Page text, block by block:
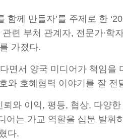
께 만들자’를 주제로 한
련 부처 관계자, 전문가∙학
가졌다.
면서 양국 미디어가 책임을
와 호혜협력 이야기를 잘 전
와 이익, 평등, 협상, 다양
는 가교 역할을 십분 발휘
다.